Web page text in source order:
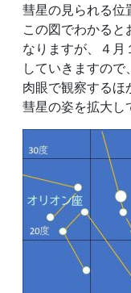
彗星の見られる位
この図でわかる
なりますが、４月
していきますので
肉眼で観察するほ
彗星の姿を拡大し